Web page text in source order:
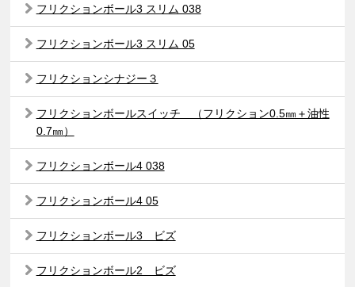
フリクションボール3 スリム 038
フリクションボール3 スリム 05
フリクションシナジー３
フリクションボールスイッチ （フリクション0.5㎜＋油性
0.7㎜）
フリクションボール4 038
フリクションボール4 05
フリクションボール3 ビズ
フリクションボール2 ビズ